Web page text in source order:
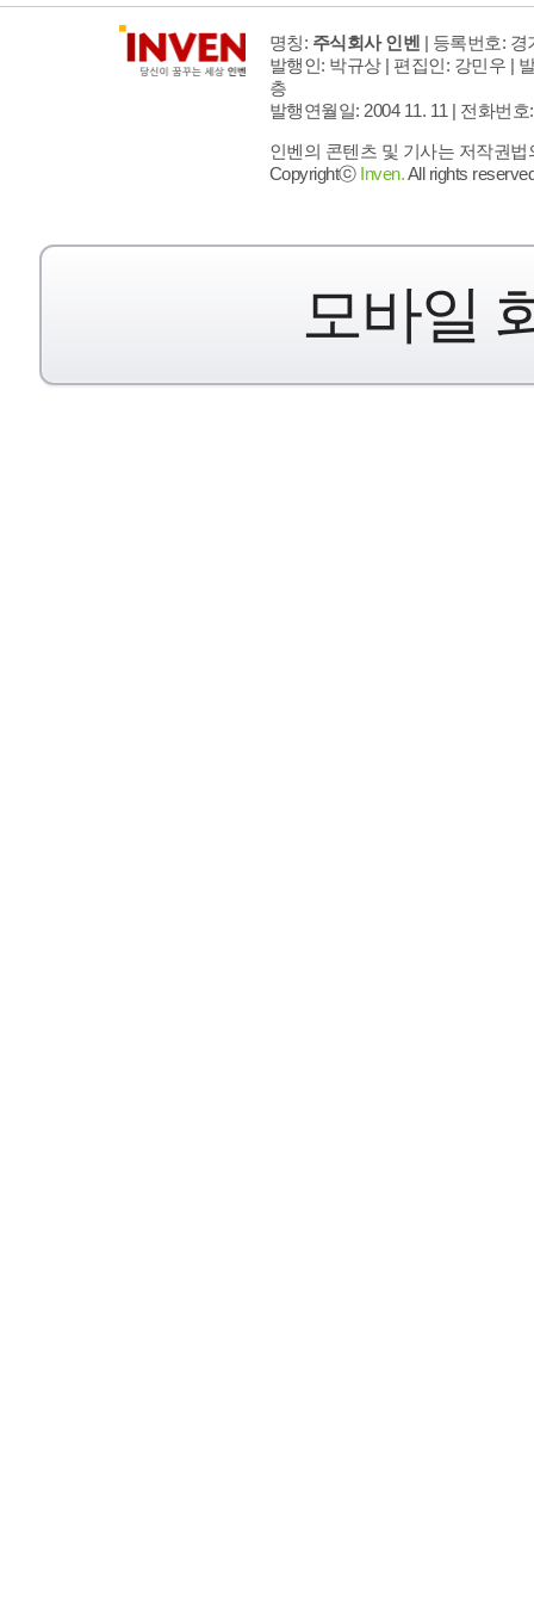
명칭: 주식회사 인벤 | 등록번호: 경
발행인: 박규상 | 편집인: 강민우 |
층
발행연월일: 2004 11. 11 | 전화번호
인벤의 콘텐츠 및 기사는 저작권
Copyrightⓒ Inven.All rights
모바일